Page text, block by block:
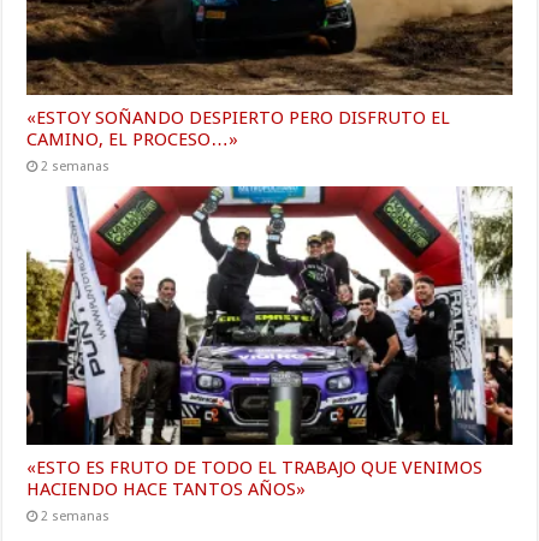
«ESTOY SOÑANDO DESPIERTO PERO DISFRUTO EL
CAMINO, EL PROCESO…»
2 semanas
«ESTO ES FRUTO DE TODO EL TRABAJO QUE VENIMOS
HACIENDO HACE TANTOS AÑOS»
2 semanas